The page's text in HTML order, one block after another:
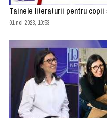
Tainele literaturii pentru
01 noi 2023, 10:53